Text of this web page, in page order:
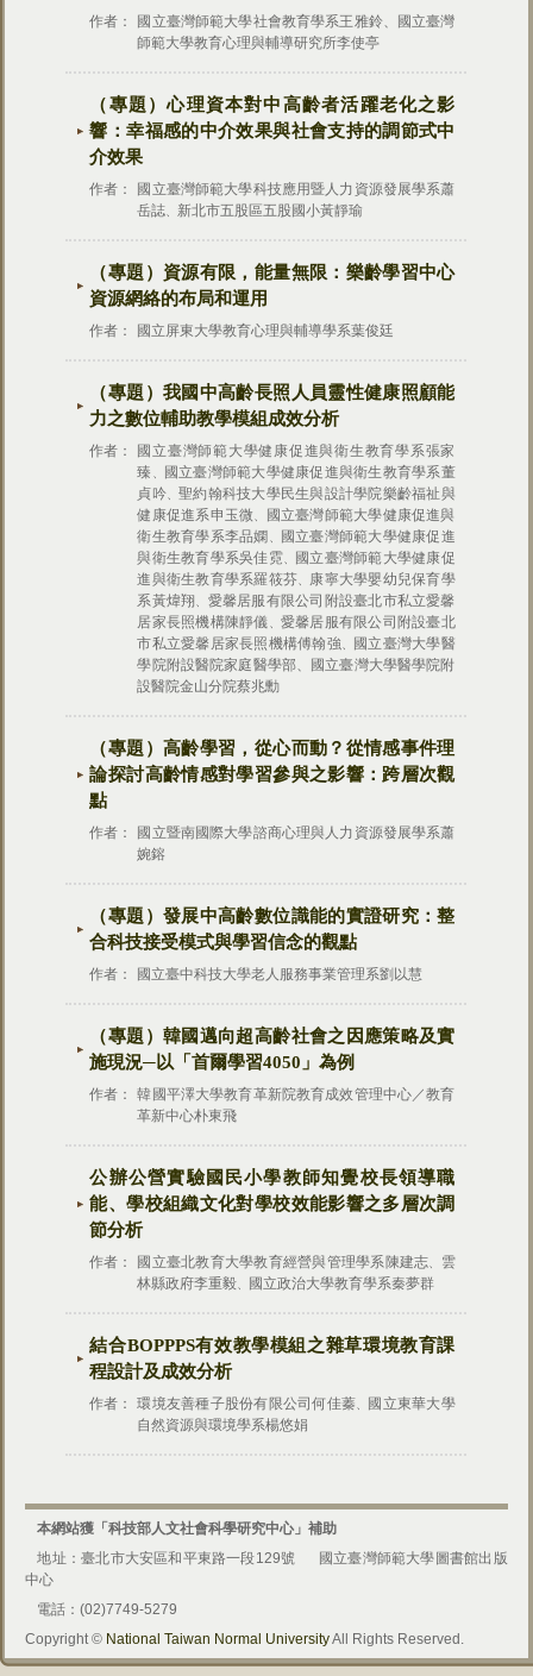
作者：
國立臺灣師範大學社會教育學系王雅鈴、國立臺灣
師範大學教育心理與輔導研究所李使亭
（專題）心理資本對中高齡者活躍老化之影
響：幸福感的中介效果與社會支持的調節式中
介效果
作者：
國立臺灣師範大學科技應用暨人力資源發展學系蕭
岳誌
新北市五股區五股國小黃靜瑜
（專題） 資源有限，能量無限：樂齡學習中心
資源網絡的布局和運用
作者： 國立屏東大學教育心理與輔導學系葉俊廷
（專題） 我國中高齡長照人員靈性健康照顧能
力之數位輔助教學模組成效分析
作者：
國立臺灣師範大學健康促進與衛生教育學系張家
臻
國立臺灣師範大學健康促進與衛生教育學系董
貞吟、聖約翰科技大學民生與設計學院樂齡福祉與
健康促進系申玉微
國立臺灣師範大學健康促進與
衛生教育學系李品嫻
國立臺灣師範大學健康促進
與衛生教育學系吳佳霓、
國立臺灣師範大學健康促
進與衛生教育學系羅筱芬
康寧大學嬰幼兒保育學
系黃煒翔
愛馨居服有限公司附設臺北市私立愛馨
居家長照機構陳靜儀
愛馨居服有限公司附設臺北
市私立愛馨居家長照機構傅翰強
國立臺灣大學醫
學院附設醫院家庭醫學部、國立臺灣大學醫學院附
設醫院金山分院蔡兆勳
（專題） 高齡學習，從心而動？從情感事件理
論探討高齡情感對學習參與之影響：跨層次觀
點
作者：
國立暨南國際大學諮商心理與人力資源發展學系蕭
婉鎔
（專題） 發展中高齡數位識能的實證研究：整
合科技接受模式與學習信念的觀點
作者： 國立臺中科技大學老人服務事業管理系劉以慧
（專題） 韓國邁向超高齡社會之因應策略及實
施現況─以「首爾學習4050」為例
作者：
韓國平澤大學教育革新院教育成效管理中心／教育
革新中心朴東飛
公辦公營實驗國民小學教師知覺校長領導職
能、學校組織文化對學校效能影響之多層次調
節分析
作者： 國立臺北教育大學教育經營與管理學系陳建志
雲
林縣政府李重毅
國立政治大學教育學系秦夢群
結合BOPPPS有效教學模組之雜草環境教育課
程設計及成效分析
作者： 環境友善種子股份有限公司何佳蓁
國立東華大學
自然資源與環境學系楊悠娟
本網站獲「科技部人文社會科學研究中心」補助
地址：臺北市大安區和平東路一段129號
國立臺灣師範大學圖書館出版
中心
電話：(02)7749-5279
Copyright © National Taiwan Normal UniversityAll Rights Reserved.